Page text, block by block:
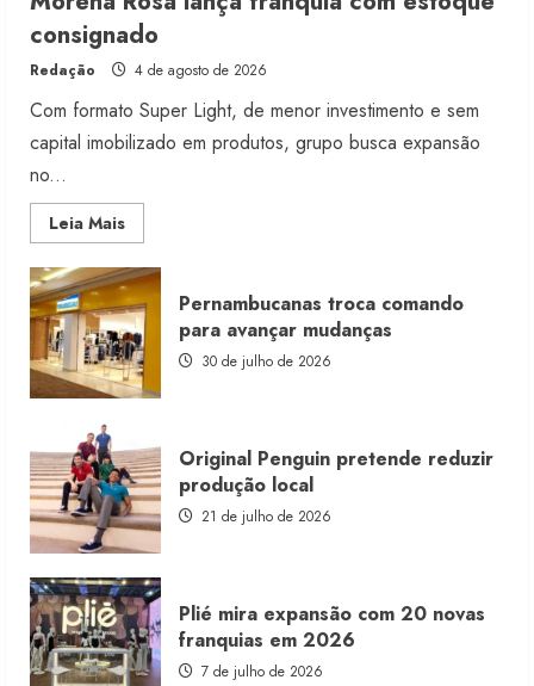
consignado
Redação 4 de agosto de 2026
Com formato Super Light, de menor investimento e sem
capital imobilizado em produtos, grupo busca expansão
no...
Leia MaisRead
more
Morena
Rosa
lança
franquia
com
estoque
consignado
Pernambucanas troca comando
para avançar mudanças
30 de julho de 2026
Original Penguin pretende reduzir
produção local
21 de julho de 2026
Plié mira expansão com 20 novas
franquias em 2026
7 de julho de 2026